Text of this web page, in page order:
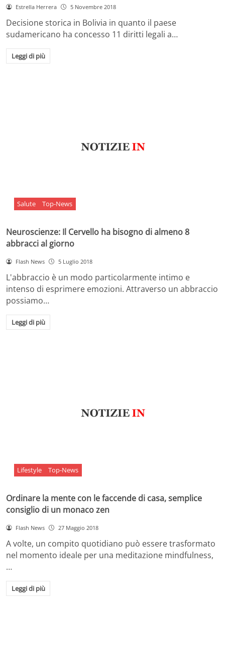
Estrella Herrera 5 Novembre 2018
Decisione storica in Bolivia in quanto il paese
sudamericano ha concesso 11 diritti legali a…
Leggi di più
Salute Top-News
Neuroscienze: Il Cervello ha bisogno di almeno 8
abbracci al giorno
Flash News 5 Luglio 2018
L'abbraccio è un modo particolarmente intimo e
intenso di esprimere emozioni. Attraverso un abbraccio
possiamo…
Leggi di più
Lifestyle Top-News
Ordinare la mente con le faccende di casa, semplice
consiglio di un monaco zen
Flash News 27 Maggio 2018
A volte, un compito quotidiano può essere trasformato
nel momento ideale per una meditazione mindfulness,
…
Leggi di più